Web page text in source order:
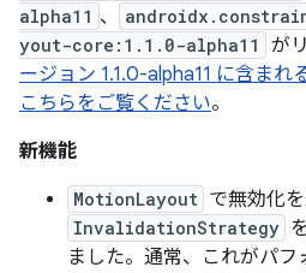
alpha11 、
yout-core:1.1.0-alpha11
が
ージョン 1.1.0-alpha11 に含まれ
こちらをご覧ください。
新機能
MotionLayout で無効化
InvalidationStrategy
ました。通常、これがパ